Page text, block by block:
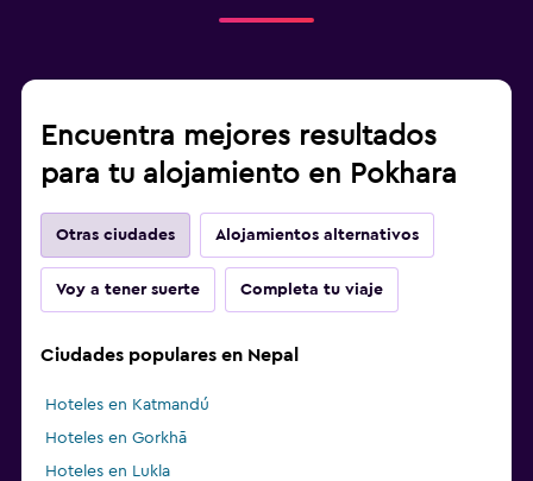
Encuentra mejores resultados
para tu alojamiento en Pokhara
Otras ciudades Alojamientos alternativos
Voy a tener suerte Completa tu viaje
Ciudades populares en Nepal
Hoteles en Katmandú
Hoteles en Gorkhā
Hoteles en Lukla